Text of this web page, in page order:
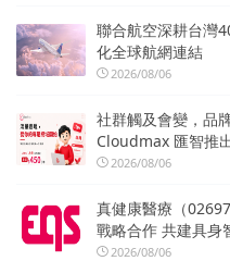
聯合航空深耕台灣
化全球航網連結
2026/08/06
社群觸及會變，品
Cloudmax 匯智推
2026/08/06
真健康醫療（
戰略合作 共建具身
2026/08/06